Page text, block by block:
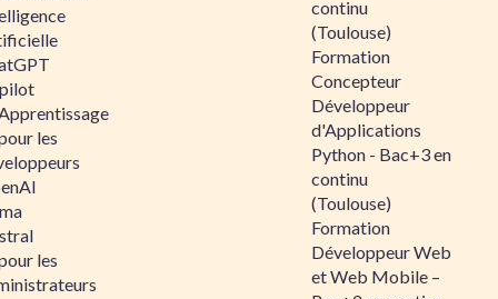
les
les
continu
(Toulouse)
Formation
Concepteur
Développeur
d'Applications
Python - Bac+3 en
continu
(Toulouse)
Formation
Développeur Web
et Web Mobile –